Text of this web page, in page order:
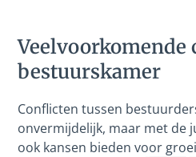
bestuurskamer
Conflicten tussen
onvermijdelijk, maar met de
ook kansen bieden voor